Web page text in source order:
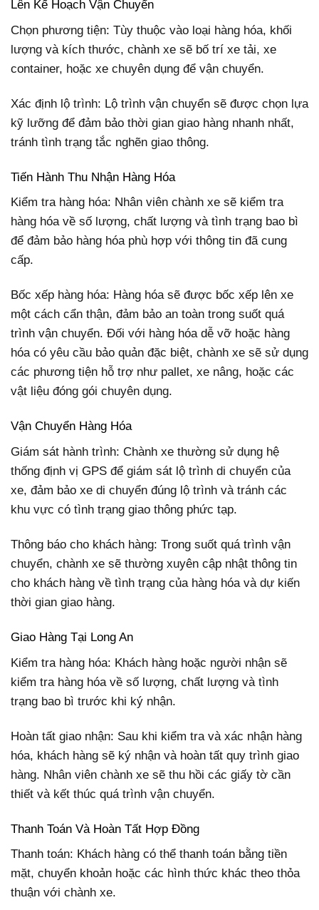
Lên Kế Hoạch Vận Chuyển
Chọn phương tiện: Tùy thuộc vào loại hàng hóa, khối
lượng và kích thước, chành xe sẽ bố trí xe tải, xe
container, hoặc xe chuyên dụng để vận chuyển.
Xác định lộ trình: Lộ trình vận chuyển sẽ được chọn lựa
kỹ lưỡng để đảm bảo thời gian giao hàng nhanh nhất,
tránh tình trạng tắc nghẽn giao thông.
Tiến Hành Thu Nhận Hàng Hóa
Kiểm tra hàng hóa: Nhân viên chành xe sẽ kiểm tra
hàng hóa về số lượng, chất lượng và tình trạng bao bì
để đảm bảo hàng hóa phù hợp với thông tin đã cung
cấp.
Bốc xếp hàng hóa: Hàng hóa sẽ được bốc xếp lên xe
một cách cẩn thận, đảm bảo an toàn trong suốt quá
trình vận chuyển. Đối với hàng hóa dễ vỡ hoặc hàng
hóa có yêu cầu bảo quản đặc biệt, chành xe sẽ sử dụng
các phương tiện hỗ trợ như pallet, xe nâng, hoặc các
vật liệu đóng gói chuyên dụng.
Vận Chuyển Hàng Hóa
Giám sát hành trình: Chành xe thường sử dụng hệ
thống định vị GPS để giám sát lộ trình di chuyển của
xe, đảm bảo xe di chuyển đúng lộ trình và tránh các
khu vực có tình trạng giao thông phức tạp.
Thông báo cho khách hàng: Trong suốt quá trình vận
chuyển, chành xe sẽ thường xuyên cập nhật thông tin
cho khách hàng về tình trạng của hàng hóa và dự kiến
thời gian giao hàng.
Giao Hàng Tại Long An
Kiểm tra hàng hóa: Khách hàng hoặc người nhận sẽ
kiểm tra hàng hóa về số lượng, chất lượng và tình
trạng bao bì trước khi ký nhận.
Hoàn tất giao nhận: Sau khi kiểm tra và xác nhận hàng
hóa, khách hàng sẽ ký nhận và hoàn tất quy trình giao
hàng. Nhân viên chành xe sẽ thu hồi các giấy tờ cần
thiết và kết thúc quá trình vận chuyển.
Thanh Toán Và Hoàn Tất Hợp Đồng
Thanh toán: Khách hàng có thể thanh toán bằng tiền
mặt, chuyển khoản hoặc các hình thức khác theo thỏa
thuận với chành xe.